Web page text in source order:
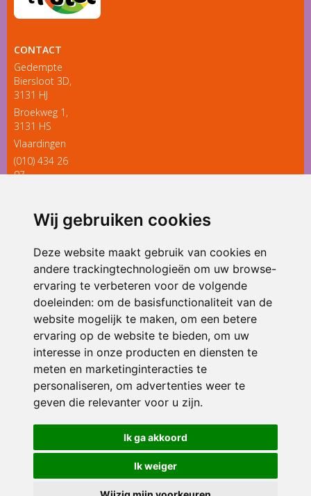
Wij gebruiken cookies
Deze website maakt gebruik van cookies en
andere trackingtechnologieën om uw browse-
ervaring te verbeteren voor de volgende
doeleinden: om de basisfunctionaliteit van de
website mogelijk te maken, om een betere
ervaring op de website te bieden, om uw
interesse in onze producten en diensten te
meten en marketinginteracties te
personaliseren, om advertenties weer te
geven die relevanter voor u zijn.
Ik ga akkoord
Ik weiger
CONTACT
Gedempte
Biersloot 3D,
3131 HJ
Broekweg 1,
3131 HS
Vlaardingen
(010) 434 26
97
ONDERDEEL VAN
© 2026 IKC ’t Palet | Alle rechten voorbehouden
Privacy policy|Disclaimer| Klachtenregeling|RSIN en Anbi
voorkeuren
Crealisatie The MindOffice